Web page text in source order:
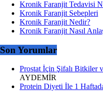
Kronik Faranjit Tedavisi
Kronik Faranjit Sebepleri
Kronik Faranjit Nedir?
Kronik Faranjit Nasıl
Son Yorumlar
Prostat İçin Şifalı Bitkiler
AYDEMİR
Protein Diyeti İle 1